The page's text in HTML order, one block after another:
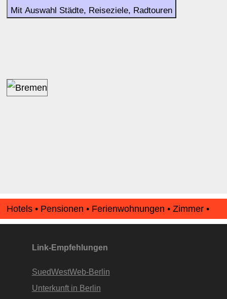
Mit Auswahl Städte, Reiseziele, Radtouren
Hotels • Pensionen • Ferienwohnungen • Zimmer •
Apartments • www.Finde-Unterkunft.de
Link-Empfehlungen
SuedWestWeb-Berlin
Unterkunft in Berlin